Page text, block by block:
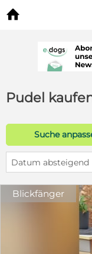

Pudel
Suche
Datum absteigend
Blickfänger